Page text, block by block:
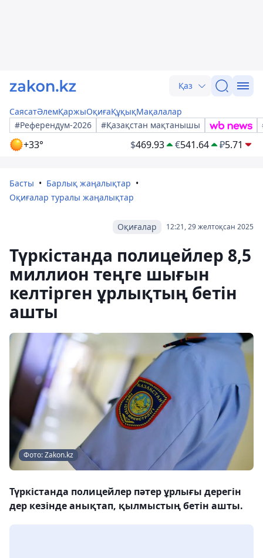
Қаз
СаясатӘлемҚаржыОқиғаҚұқықМақалалар
#Референдум-2026
#Қазақстан мақтанышы
+33° $469.93 €541.64 ₽5.71
Басты
Барлық жаңалықтар
Оқиғалар туралы жаңалықтар
12:21, 29 желтоқсан 2025
Оқиғалар
Түркістанда полицейлер 8,5
миллион теңге шығын
келтірген ұрлықтың бетін
ашты
Фото: Zakon.kz
Түркістанда полицейлер пәтер ұрлығы дерегін
дер кезінде анықтап, қылмыстың бетін ашты.